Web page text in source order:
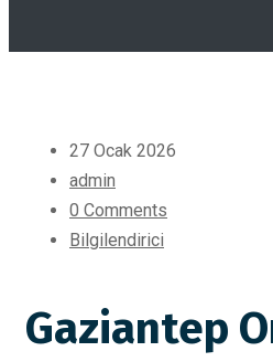
27 Ocak 2026
admin
0 Comments
Bilgilendirici
Gaziantep